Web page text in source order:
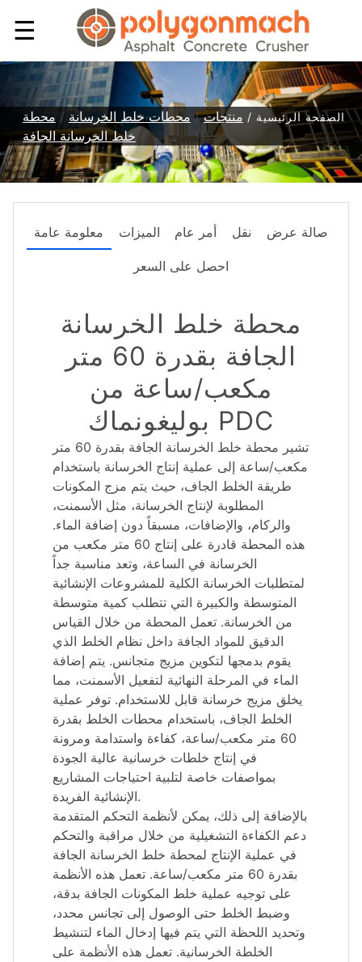
☰
الصفحة الرئيسية / منتجات/ محطات خلط الخرسانة / محطة
خلط الخرسانة الجافة
معلومة عامة
محطة خلط الخرسانة
الجافة بقدرة 60 متر
مكعب/ساعة من
بوليغونماك PDC
تشير محطة خلط الخرسانة الجافة بقدرة 60 متر
مكعب/ساعة إلى عملية إنتاج الخرسانة باستخدام
طريقة الخلط الجاف، حيث يتم مزج المكونات
المطلوبة لإنتاج الخرسانة، مثل الأسمنت،
والركام، والإضافات، مسبقاً دون إضافة الماء.
هذه المحطة قادرة على إنتاج 60 متر مكعب من
الخرسانة في الساعة، وتعد مناسبة جداً
لمتطلبات الخرسانة الكلية للمشروعات الإنشائية
المتوسطة والكبيرة التي تتطلب كمية متوسطة
من الخرسانة. تعمل المحطة من خلال القياس
الدقيق للمواد الجافة داخل نظام الخلط الذي
يقوم بدمجها لتكوين مزيج متجانس. يتم إضافة
الماء في المرحلة النهائية لتفعيل الأسمنت، مما
يخلق مزيج خرسانة قابل للاستخدام. توفر عملية
الخلط الجاف، باستخدام محطات الخلط بقدرة
60 متر مكعب/ساعة، كفاءة واستدامة ومرونة
في إنتاج خلطات خرسانية عالية الجودة
بمواصفات خاصة لتلبية احتياجات المشاريع
الإنشائية الفريدة.
بالإضافة إلى ذلك، يمكن لأنظمة التحكم المتقدمة
دعم الكفاءة التشغيلية من خلال مراقبة والتحكم
في عملية الإنتاج لمحطة خلط الخرسانة الجافة
بقدرة 60 متر مكعب/ساعة. تعمل هذه الأنظمة
على توجيه عملية خلط المكونات الجافة بدقة،
وضبط الخلط حتى الوصول إلى تجانس محدد،
وتحديد اللحظة التي يتم فيها إدخال الماء لتنشيط
الخلطة الخرسانية. تعمل هذه الأنظمة على
الميزات أمر عام نقل صالة عرض
احصل على السعر